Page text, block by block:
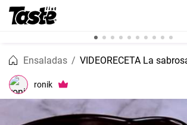
Ensaladas
ronik